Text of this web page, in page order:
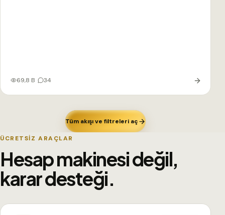
69,8 B 34
Tüm akışı ve filtreleri aç
ÜCRETSİZ ARAÇLAR
Hesap makinesi değil,
karar desteği.